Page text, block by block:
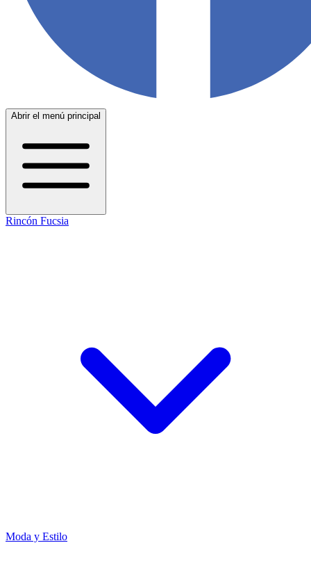
Abrir el menú principal
Rincón Fucsia
Moda y Estilo